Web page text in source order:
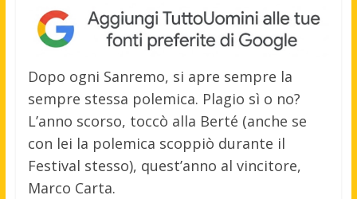
Dopo ogni Sanremo, si apre sempre la
sempre stessa polemica. Plagio sì o no?
L’anno scorso, toccò alla Berté (anche se
con lei la polemica scoppiò durante il
Festival stesso), quest’anno al vincitore,
Marco Carta.